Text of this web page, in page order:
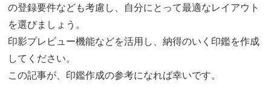
の登録要件なども考慮し、自分にとって最適なレイアウト
を選びましょう。
印影プレビュー機能などを活用し、納得のいく印鑑を作成
してください。
この記事が、印鑑作成の参考になれば幸いです。